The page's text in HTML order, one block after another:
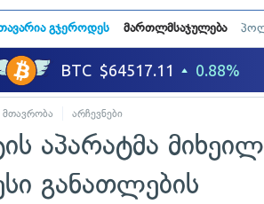
გჯეროდეს მართლმსაჯულება
მთავრობა არჩევნები
აპარატმა მიხეილ
განათლების